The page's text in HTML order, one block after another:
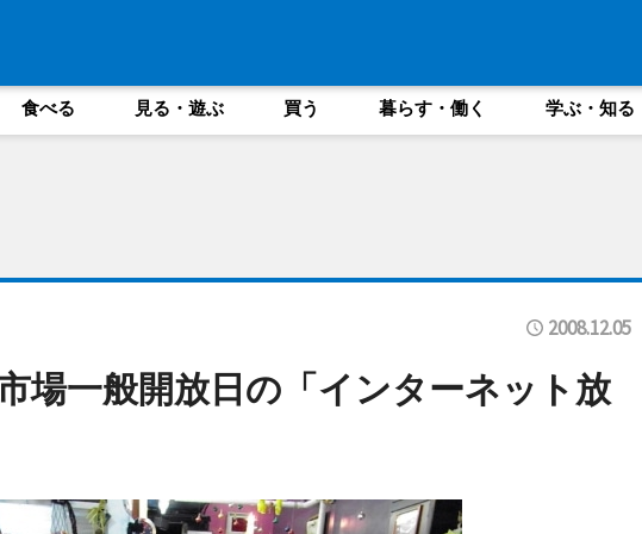
食べる 見る・遊ぶ 買う 暮らす・働く 学ぶ・知る
2008.12.05
場一般開放日の「インターネット放